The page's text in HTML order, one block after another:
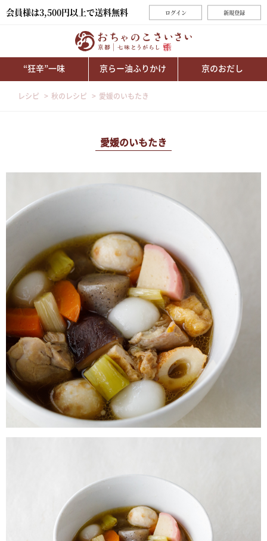
会員様は3,500円以上で送料無料 ログイン 新規登録
“狂辛”一味 京らー油ふりかけ 京のおだし
レシピ 秋のレシピ 愛媛のいもたき
愛媛のいもたき